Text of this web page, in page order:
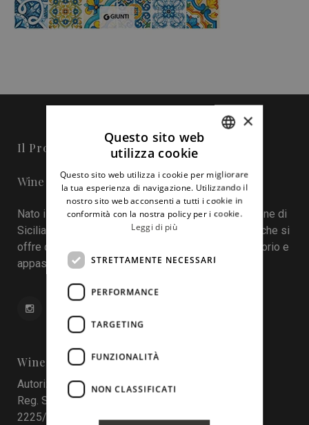
Il Progetto
Wine in Sicily - Online Magazine
Nato il 22 aprile 2016 durante la tredicesima edizione di
Sicilia en Primeur, Wineinsicily.com è un magazine che si
offre come sistema di interazione tra cantine, territorio e
appassionati del vino.
Wine In Sicily
Autorizzazione del Tribunale di Palermo
Reg. Stampa nr. 4 del 10 maggio 2017 Num. Reg.
2225/2017
ENGLISH
×
Questo sito web
utilizza cookie
Questo sito web utilizza i cookie per migliorare
la tua esperienza di navigazione. Utilizzando il
nostro sito web acconsenti a tutti i cookie in
conformità con la nostra policy per i cookie.
Leggi di più
STRETTAMENTE NECESSARI
PERFORMANCE
TARGETING
FUNZIONALITÀ
NON CLASSIFICATI